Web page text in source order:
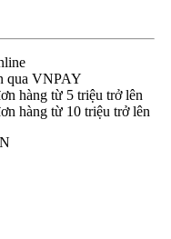
qua VNPAY
hàng từ 5 triệu trở lên
hàng từ 10 triệu trở lên